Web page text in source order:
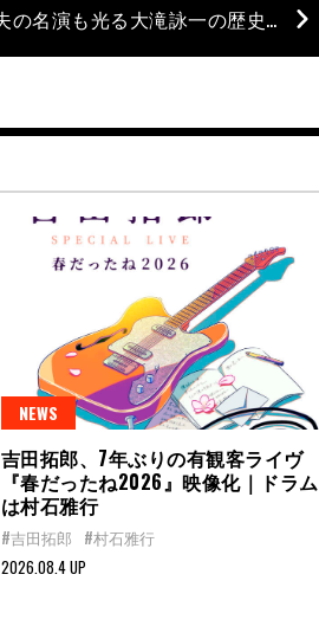
上原ユカリと林立夫の名演も光る大滝詠一の歴史的名盤が発売40周年を記念してリイシュー
NEWS
吉田拓郎、7年ぶりの有観客ライヴ
『春だったね2026』映像化｜ドラム
は村石雅行
#吉田拓郎 #村石雅行
2026.08.4 UP